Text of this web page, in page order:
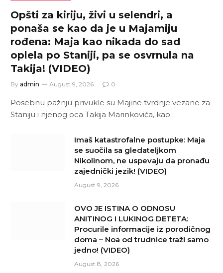
Opšti za kiriju, živi u selendri, a
ponaša se kao da je u Majamiju
rođena: Maja kao nikada do sad
oplela po Staniji, pa se osvrnula na
Takija! (VIDEO)
By admin August 9, 2026 0
Posebnu pažnju privukle su Majine tvrdnje vezane za
Staniju i njenog oca Takija Marinkovića, kao…
Imaš katastrofalne postupke: Maja
se suočila sa gledateljkom
Nikolinom, ne uspevaju da pronađu
zajednički jezik! (VIDEO)
August 9, 2026
OVO JE ISTINA O ODNOSU
ANITINOG I LUKINOG DETETA:
Procurile informacije iz porodičnog
doma – Noa od trudnice traži samo
jedno! (VIDEO)
August 8, 2026